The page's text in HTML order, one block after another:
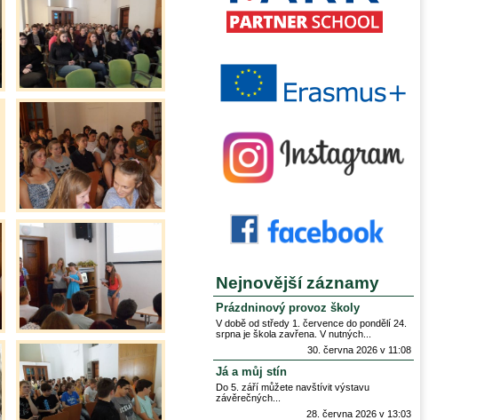
Nejnovější záznamy
Prázdninový provoz školy
V době od středy 1. července do pondělí 24.
srpna je škola zavřena. V nutných
30. června 2026 v 11:08
Já a můj stín
Do 5. září můžete navštívit výstavu
závěrečných
28. června 2026 v 13:03